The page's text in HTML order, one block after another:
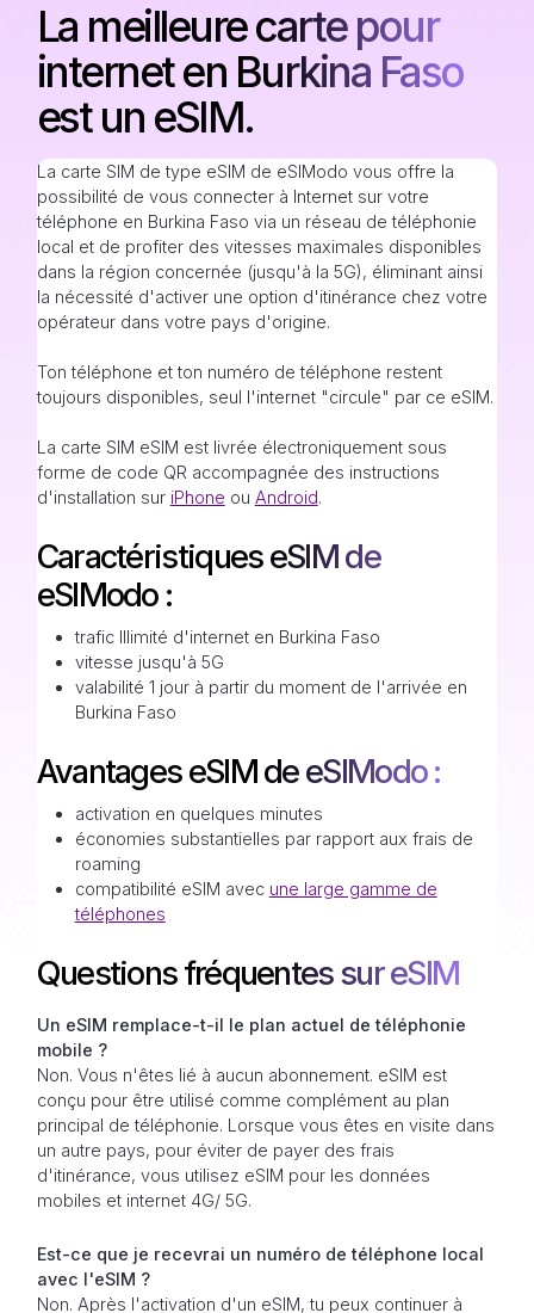
La meilleure carte pour
internet en Burkina Faso
est un eSIM.
La carte SIM de type eSIM de eSIModo vous offre la
possibilité de vous connecter à Internet sur votre
téléphone en Burkina Faso via un réseau de téléphonie
local et de profiter des vitesses maximales disponibles
dans la région concernée (jusqu'à la 5G), éliminant ainsi
la nécessité d'activer une option d'itinérance chez votre
opérateur dans votre pays d'origine.
Ton téléphone et ton numéro de téléphone restent
toujours disponibles, seul l'internet "circule" par ce eSIM.
La carte SIM eSIM est livrée électroniquement sous
forme de code QR accompagnée des instructions
d'installation sur iPhone ou Android.
Caractéristiques eSIM de
eSIModo :
trafic Illimité d'internet en Burkina Faso
vitesse jusqu'à 5G
valabilité 1 jour à partir du moment de l'arrivée en
Burkina Faso
Avantages eSIM de eSIModo :
activation en quelques minutes
économies substantielles par rapport aux frais de
roaming
compatibilité eSIM avec une large gamme de
téléphones
Questions fréquentes sur eSIM
Un eSIM remplace-t-il le plan actuel de téléphonie
mobile ?
Non. Vous n'êtes lié à aucun abonnement. eSIM est
conçu pour être utilisé comme complément au plan
principal de téléphonie. Lorsque vous êtes en visite dans
un autre pays, pour éviter de payer des frais
d'itinérance, vous utilisez eSIM pour les données
mobiles et internet 4G/ 5G.
Est-ce que je recevrai un numéro de téléphone local
avec l'eSIM ?
Non. Après l'activation d'un eSIM, tu peux continuer à